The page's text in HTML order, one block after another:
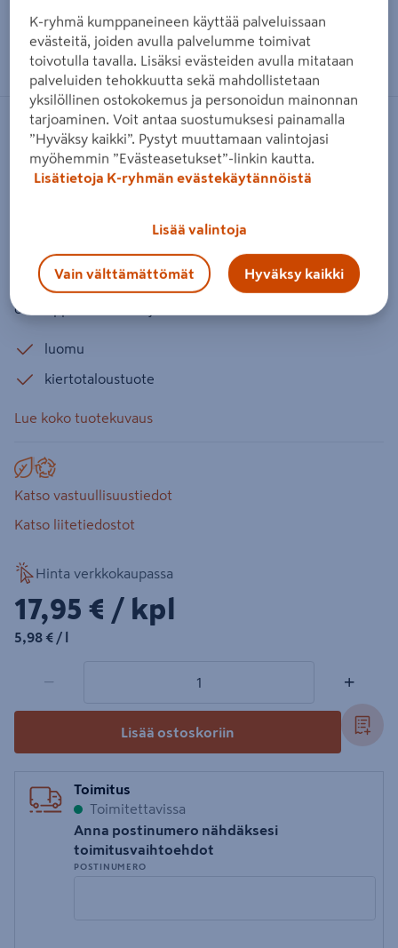
Zoomaa kuvaa sormilla kosketusnäytöllä
Kasvimaalannoite Kekkilä 3l
luonnonmukainen
KEKKILÄ
Luonnonmukainen, puhtaista kierrätetyistä raaka-aineista
valmistettu lannoite kasvimaalle. Murumaista lannoitetta
on helppo annostella ja levittää. NPK 5-1-7.
luomu
kiertotaloustuote
Lue koko tuotekuvaus
Katso vastuullisuustiedot
Katso liitetiedostot
Hinta verkkokaupassa
17,95€/kpl
17,95 € / kpl
5,98€/l
5,98 € / l
− +
Lisää ostoskoriin
Toimitus
Toimitettavissa
Anna postinumero nähdäksesi
toimitusvaihtoehdot
POSTINUMERO
K-ryhmä kumppaneineen käyttää palveluissaan
evästeitä, joiden avulla palvelumme toimivat
toivotulla tavalla. Lisäksi evästeiden avulla mitataan
palveluiden tehokkuutta sekä mahdollistetaan
yksilöllinen ostokokemus ja personoidun mainonnan
tarjoaminen. Voit antaa suostumuksesi painamalla
”Hyväksy kaikki”. Pystyt muuttamaan valintojasi
myöhemmin ”Evästeasetukset”-linkin kautta.
Lisätietoja K-ryhmän evästekäytännöistä
Lisää valintoja
Vain välttämättömät Hyväksy kaikki